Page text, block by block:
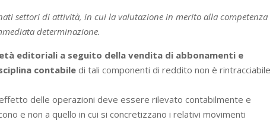
settori di attività, in cui la valutazione in merito alla competenza
determinazione.
editoriali a seguito della vendita di abbonamenti e
contabile di tali componenti di reddito non è rintracciabile
delle operazioni deve essere rilevato contabilmente e
e non a quello in cui si concretizzano i relativi movimenti